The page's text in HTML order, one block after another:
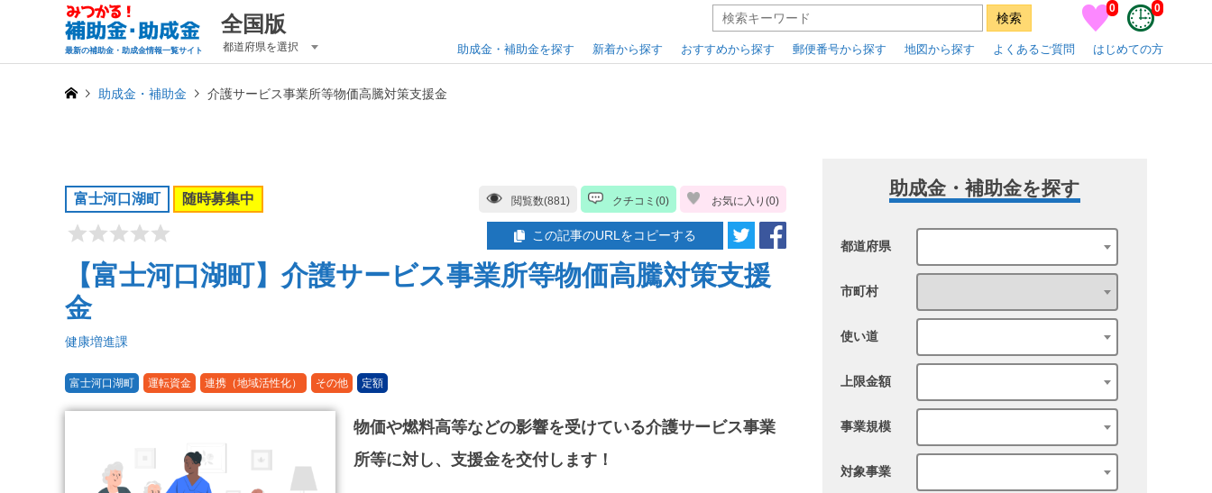
最新の補助金・助成金情報一覧サイト
全国版
都道府県を選択
0 0
助成金・補助金を探す 新着から探す おすすめから探す 郵便番号から探す 地図から探す よくあるご質問 はじめての方
助成金・補助金 介護サービス事業所等物価高騰対策支援金
富士河口湖町 随時募集中 閲覧数(881) クチコミ(0) お気に入り(0)
この記事のURLをコピーする
【富士河口湖町】介護サービス事業所等物価高騰対策支援
金
健康増進課
富士河口湖町 運転資金 連携（地域活性化） その他 定額
物価や燃料高等などの影響を受けている介護サービス事業
所等に対し、支援金を交付します！
助成金・補助金を探す
都道府県
市町村
使い道
上限金額
事業規模
対象事業